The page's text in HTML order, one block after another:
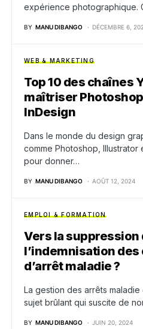
expérience photographique.
BY MANU DIBANGO DÉCEMBRE 6,
WEB & MARKETING
Top 10 des chaînes
maîtriser
InDesign
Dans le monde du design
comme Photoshop, Illustrator
pour donner…
BY MANU DIBANGO AOÛT 12, 2024
EMPLOI & FORMATION
Vers la suppression
l’indemnisation
d’arrêt maladie ?
La gestion des arrêts
sujet brûlant qui suscite de
BY MANU DIBANGO JUIN 20, 2024